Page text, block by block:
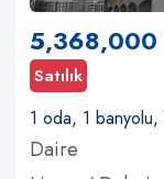
5,368,000
Satılık
1 oda, 1 banyolu,
Daire